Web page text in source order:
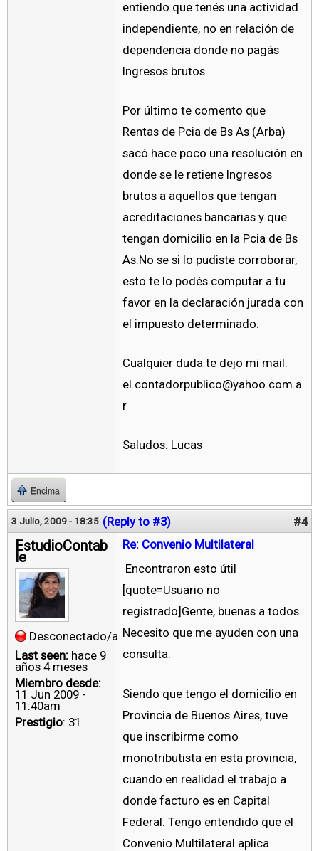
entiendo que tenés una actividad
independiente, no en relación de
dependencia donde no pagás
Ingresos brutos.
Por último te comento que
Rentas de Pcia de Bs As (Arba)
sacó hace poco una resolución en
donde se le retiene Ingresos
brutos a aquellos que tengan
acreditaciones bancarias y que
tengan domicilio en la Pcia de Bs
As.No se si lo pudiste corroborar,
esto te lo podés computar a tu
favor en la declaración jurada con
el impuesto determinado.
Cualquier duda te dejo mi mail:
el.contadorpublico@yahoo.com.a
r
Saludos. Lucas
Encima
3 Julio, 2009 - 18:35 (Reply to #3) #4
EstudioContab
le
Desconectado/a
Last seen: hace 9
años 4 meses
Miembro desde:
11 Jun 2009 -
11:40am
Prestigio: 31
Re: Convenio Multilateral
Encontraron esto útil
[quote=Usuario no
registrado]Gente, buenas a todos.
Necesito que me ayuden con una
consulta.
Siendo que tengo el domicilio en
Provincia de Buenos Aires, tuve
que inscribirme como
monotributista en esta provincia,
cuando en realidad el trabajo a
donde facturo es en Capital
Federal. Tengo entendido que el
Convenio Multilateral aplica